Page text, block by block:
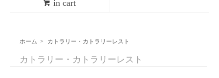
in cart
ホーム > カトラリー・カトラリーレスト
カトラリー・カトラリーレスト